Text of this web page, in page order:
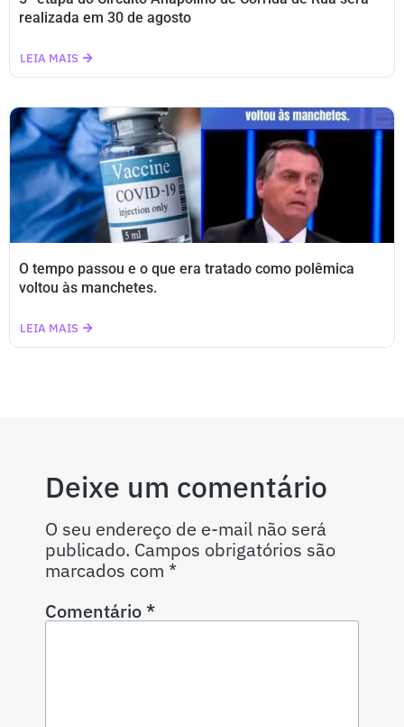
realizada em 30 de agosto
LEIA MAIS
O tempo passou e o que era tratado como polêmica
voltou às manchetes.
LEIA MAIS
Deixe um comentário
O seu endereço de e-mail não será
publicado. Campos obrigatórios são
marcados com *
Comentário*